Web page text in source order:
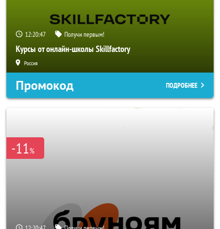
12:20:44 Получи первым!
Курсы от онлайн-школы Skillfactory
Россия
Промокод ПОДРОБНЕЕ
-11%